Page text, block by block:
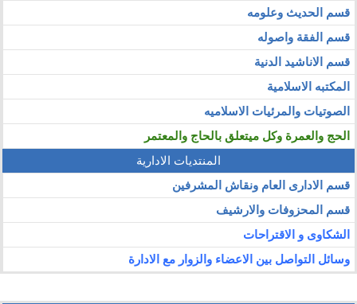
قسم الحديث وعلومه
قسم الفقة واصوله
قسم الاناشيد الدنية
المكتبه الاسلامية
الصوتيات والمرئيات الاسلاميه
الحج والعمرة وكل ميتعلق بالحاج والمعتمر
المنتديات الادارية
قسم الادارى العام ونقاش المشرفين
قسم المحزوفات والارشيف
الشكاوى و الاقتراحات
وسائل التواصل بين الاعضاء والزوار مع الادارة